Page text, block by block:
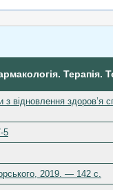
Терапія.
з відновлення здоров’я
5
2019. — 142 с.